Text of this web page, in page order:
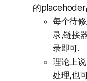
的placehoder
每个待
录,链接
录即可.
理论上
处理,也